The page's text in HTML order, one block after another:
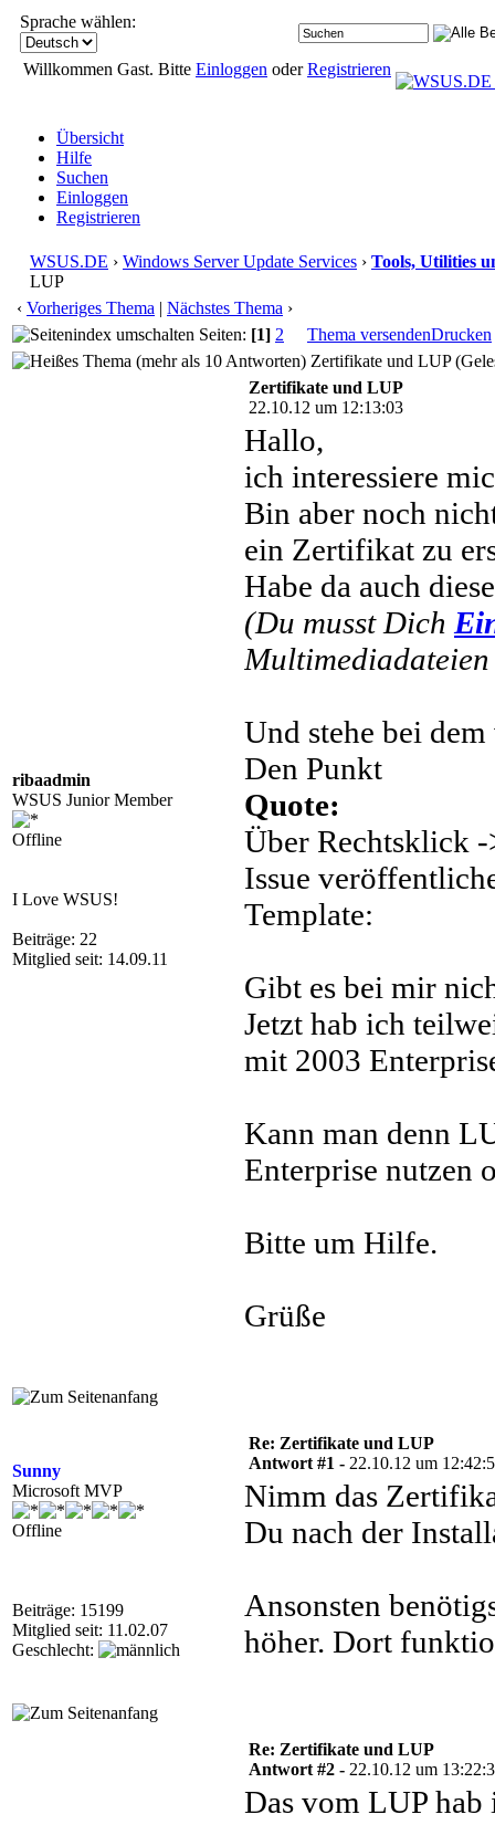
Sprache wählen:
Willkommen Gast. Bitte Einloggen oderRegistrieren
Übersicht
Hilfe
Suchen
Einloggen
Registrieren
WSUS.DE › Windows Server Update Services › Tools, Utilities
LUP
‹ Vorheriges Thema | Nächstes Thema ›
Seiten: [1] 2 Thema versendenDrucken
Zertifikate und LUP
ribaadmin
WSUS Junior Member
Offline
I Love WSUS!
Beiträge: 22
Mitglied seit: 14.09.11
Zertifikate und LUP
22.10.12 um 12:13:03
Hallo,
ich interessiere
Bin aber noch
ein Zertifikat zu
Habe da auch
(Du musst Dich
Und stehe bei
Den Punkt
Quote:
Über Rechtsklick
Issue
Template:
Gibt es bei mir
Jetzt hab ich
mit 2003
Kann man denn
Enterprise nutzen
Bitte um Hilfe.
Grüße
Sunny
Microsoft MVP
Offline
Beiträge: 15199
Mitglied seit: 11.02.07
Geschlecht:
Re: Zertifikate und LUP
Antwort #1 - 22.10.12 um
Nimm das
Du nach der
Ansonsten
höher. Dort
Re: Zertifikate und LUP
Antwort #2 - 22.10.12 um
Das vom LUP hab